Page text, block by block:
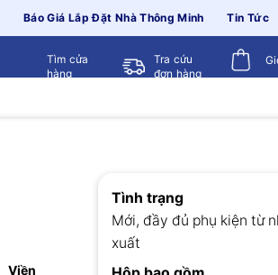
Báo Giá Lắp Đặt Nhà Thông Minh Tin Tức
Tìm cửa
hàng
Tra cứu
đơn hàng
Viền
Tình trạng
Mới, đầy đủ phụ kiện từ
xuất